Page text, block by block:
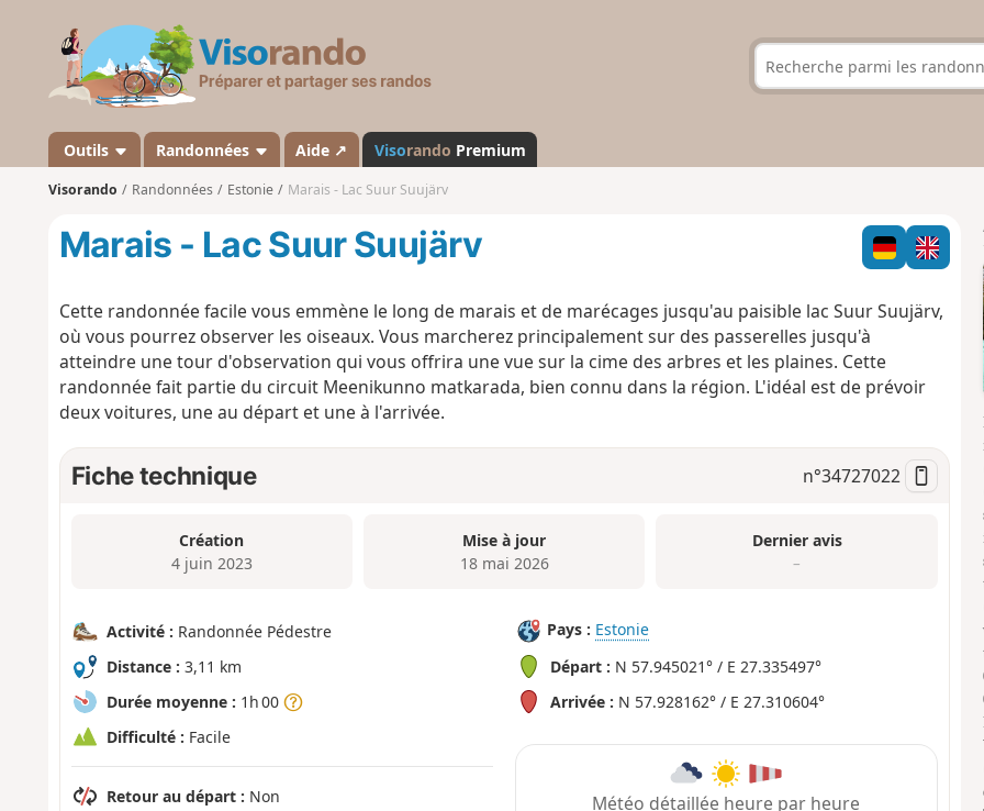
s
a
n
d
Outils Randonnées Aide ↗ Visorando Premium
Visorando Randonnées Estonie Marais - Lac Suur Suujärv
Marais - Lac Suur Suujärv
Cette randonnée facile vous emmène le long de marais et de marécages jusqu'au paisible lac Suur Suujärv,
où vous pourrez observer les oiseaux. Vous marcherez principalement sur des passerelles jusqu'à
atteindre une tour d'observation qui vous offrira une vue sur la cime des arbres et les plaines. Cette
randonnée fait partie du circuit Meenikunno matkarada, bien connu dans la région. L'idéal est de prévoir
deux voitures, une au départ et une à l'arrivée.
Fiche technique n°34727022
Création
4 juin 2023
Mise à jour
18 mai 2026
Dernier avis
–
Activité : Randonnée Pédestre
Distance : 3,11 km
Durée moyenne : 1h 00
Difficulté : Facile
Retour au départ : Non
Pays : Estonie
Départ : N 57.945021° / E 27.335497°
Arrivée : N 57.928162° / E 27.310604°
Météo détaillée heure par heure